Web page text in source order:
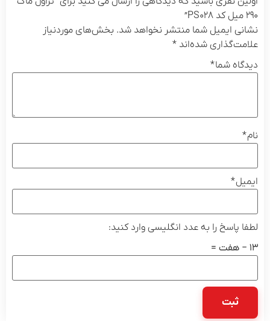
ایمیل شما منتشر نخواهد شد. بخش‌های موردنیاز
شده‌اند*
شما*
را به عدد انگلیسی وارد کنید: